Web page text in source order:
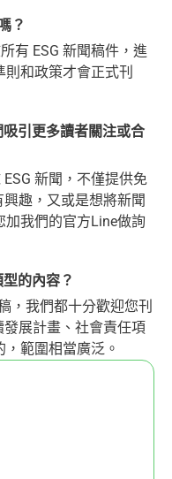
？
有 ESG 新聞稿件，進
和政策才會正式刊
引更多讀者關注或合
新聞，不僅提供免
趣，又或是想將新聞
我們的官方Line做詢
的內容？
，我們都十分歡迎您刊
展計畫、社會責任項
範圍相當廣泛。